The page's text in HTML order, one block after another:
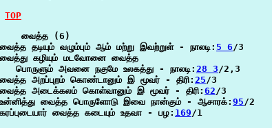
TOP
    வைத்த (6)
வைத்த தடியும் வழும்பும் ஆம் மற்று இவற்றுள் - நாலடி: 5 6/3
வைத்து கழியும் மடவோனை வைத்த
   பொருளும் அவனை நகுமே உலகத்து - நாலடி:
28 3/2,3
வைத்த அறப்புறம் கொண்டானும் இ மூவர் - திரி: 25/3
வைத்த அடைக்கலம் கொள்வானும் இ மூவர் - திரி: 62/3
உன்னித்து வைத்த பொருளோடு இவை நான்கும் - ஆசாரக்: 95/2
கரப்புடையார் வைத்த கடையும் உதவா - பழ: 169/1